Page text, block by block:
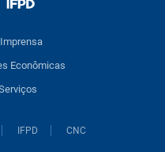
Econômicas
IFPD CNC